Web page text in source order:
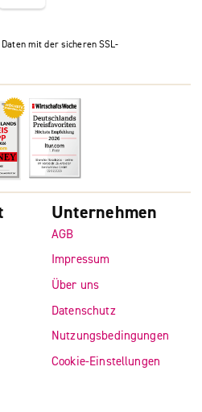
mit der sicheren SSL-
Unternehmen
AGB
Impressum
Über uns
Datenschutz
Nutzungsbedingungen
Cookie-Einstellungen